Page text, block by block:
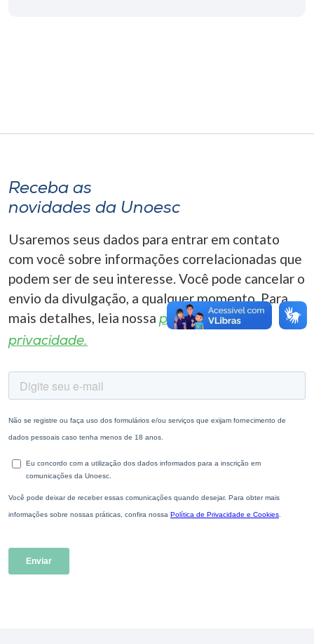
A+
Receba as
novidades da Unoesc
Usaremos seus dados para entrar em contato
com você sobre informações correlacionadas que
podem ser de seu interesse. Você pode cancelar o
envio da divulgação, a qualquer momento. Para
mais detalhes, leia nossa política de
privacidade.